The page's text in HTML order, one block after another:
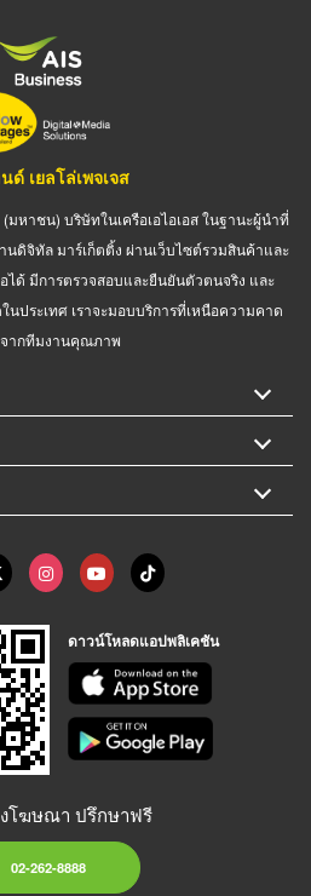
ด์ เยลโล่เพจเจส
มหาชน) บริษัทในเครือเอไอเอส ในฐานะผู้นำที่
ดิจิทัล มาร์เก็ตติ้ง ผ่านเว็บไซต์รวมสินค้าและ
ได้ มีการตรวจสอบและยืนยันตัวตนจริง และ
ประเทศ เราจะมอบบริการที่เหนือความคาด
ากทีมงานคุณภาพ
ดาวน์โหลดแอปพลิเคชัน
โฆษณา ปรึกษาฟรี
02-262-8888